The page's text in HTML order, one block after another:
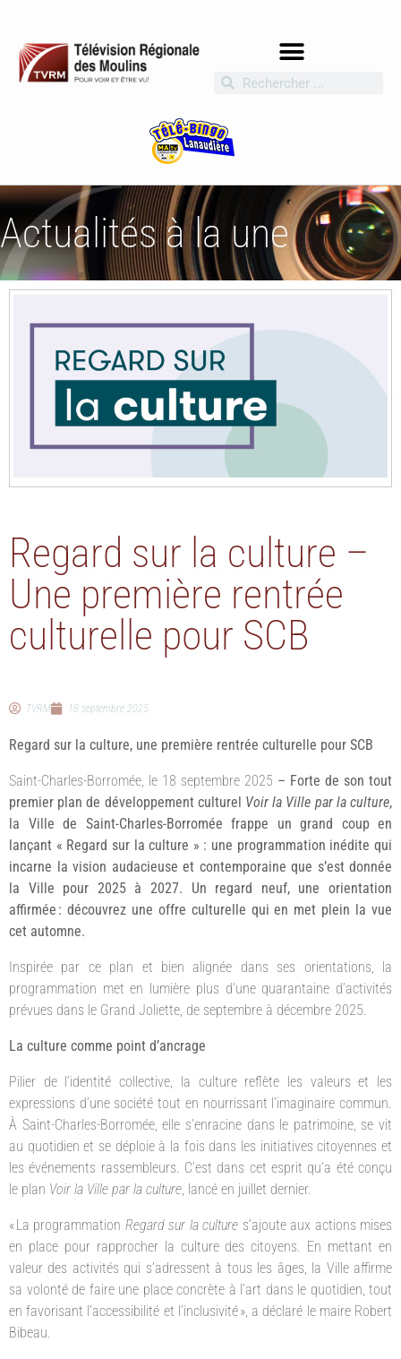
Actualités à la une
Regard sur la culture –
Une première rentrée
culturelle pour SCB
TVRM 18 septembre 2025
Regard sur la culture, une première rentrée culturelle pour SCB
Saint-Charles-Borromée, le 18 septembre 2025 – Forte de son tout
premier plan de développement culturel Voir la Ville par la culture,
la Ville de Saint-Charles-Borromée frappe un grand coup en
lançant « Regard sur la culture » : une programmation inédite qui
incarne la vision audacieuse et contemporaine que s’est donnée
la Ville pour 2025 à 2027. Un regard neuf, une orientation
affirmée : découvrez une offre culturelle qui en met plein la vue
cet automne.
Inspirée par ce plan et bien alignée dans ses orientations, la
programmation met en lumière plus d’une quarantaine d’activités
prévues dans le Grand Joliette, de septembre à décembre 2025.
La culture comme point d’ancrage
Pilier de l’identité collective, la culture reflète les valeurs et les
expressions d’une société tout en nourrissant l’imaginaire commun.
À Saint-Charles-Borromée, elle s’enracine dans le patrimoine, se vit
au quotidien et se déploie à la fois dans les initiatives citoyennes et
les événements rassembleurs. C’est dans cet esprit qu’a été conçu
le plan Voir la Ville par la culture, lancé en juillet dernier.
« La programmation Regard sur la culture s’ajoute aux actions mises
en place pour rapprocher la culture des citoyens. En mettant en
valeur des activités qui s’adressent à tous les âges, la Ville affirme
sa volonté de faire une place concrète à l’art dans le quotidien, tout
en favorisant l’accessibilité et l’inclusivité », a déclaré le maire Robert
Bibeau.